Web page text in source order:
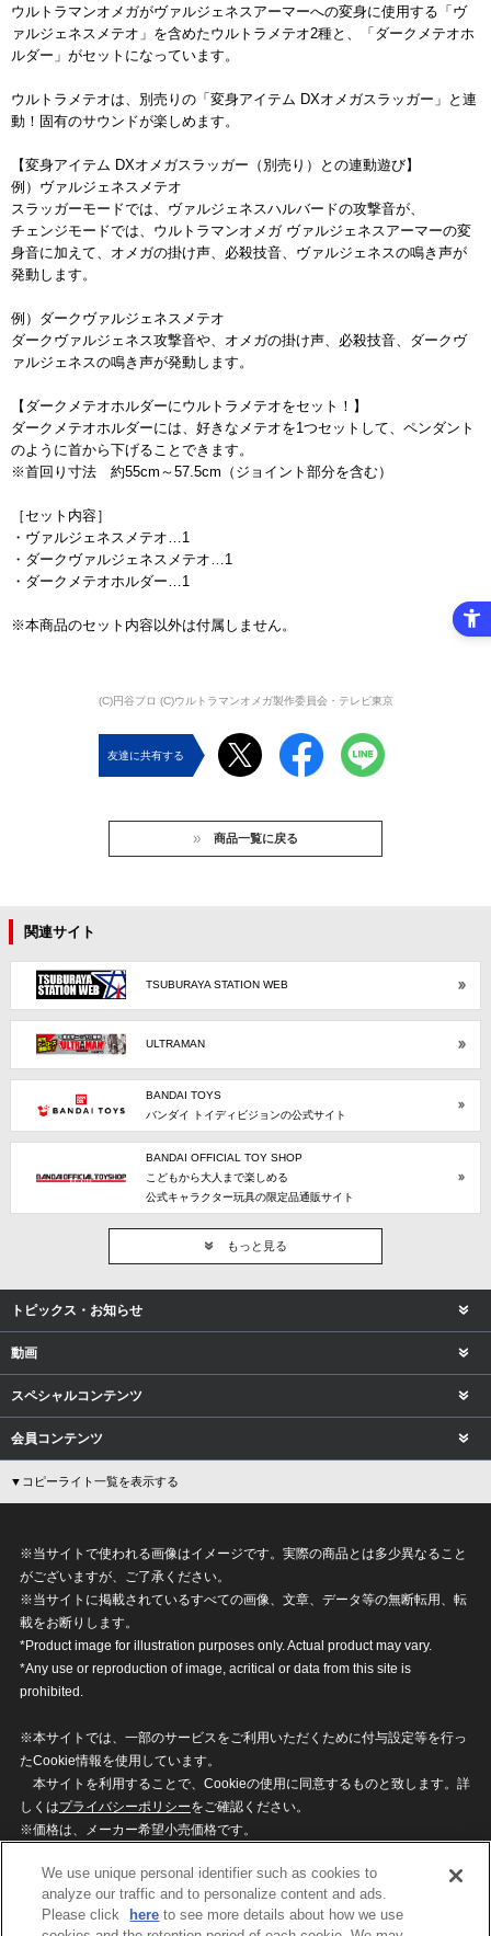
ウルトラマンオメガがヴァルジェネスアーマーへの変身に使用する「ヴ
ァルジェネスメテオ」を含めたウルトラメテオ2種と、「ダークメテオホ
ルダー」がセットになっています。
ウルトラメテオは、別売りの「変身アイテム DXオメガスラッガー」と連
動！固有のサウンドが楽しめます。
【変身アイテム DXオメガスラッガー（別売り）との連動遊び】
例）ヴァルジェネスメテオ
スラッガーモードでは、ヴァルジェネスハルバードの攻撃音が、
チェンジモードでは、ウルトラマンオメガ ヴァルジェネスアーマーの変
身音に加えて、オメガの掛け声、必殺技音、ヴァルジェネスの鳴き声が
発動します。
例）ダークヴァルジェネスメテオ
ダークヴァルジェネス攻撃音や、オメガの掛け声、必殺技音、ダークヴ
ァルジェネスの鳴き声が発動します。
【ダークメテオホルダーにウルトラメテオをセット！】
ダークメテオホルダーには、好きなメテオを1つセットして、ペンダント
のように首から下げることできます。
※首回り寸法 約55cm～57.5cm（ジョイント部分を含む）
［セット内容］
・ヴァルジェネスメテオ…1
・ダークヴァルジェネスメテオ…1
・ダークメテオホルダー…1
※本商品のセット内容以外は付属しません。
(C)円谷プロ (C)ウルトラマンオメガ製作委員会・テレビ東京
友達に共有する
商品一覧に戻る
関連サイト
TSUBURAYA STATION WEB
ULTRAMAN
BANDAI TOYS
バンダイ トイディビジョンの公式サイト
BANDAI OFFICIAL TOY SHOP
こどもから大人まで楽しめる
公式キャラクター玩具の限定品通販サイト
もっと見る
トピックス・お知らせ
動画
スペシャルコンテンツ
会員コンテンツ
▼コピーライト一覧を表示する
※当サイトで使われる画像はイメージです。実際の商品とは多少異なること
がございますが、ご了承ください。
※当サイトに掲載されているすべての画像、文章、データ等の無断転用、転
載をお断りします。
*Product image for illustration purposes only. Actual product may vary.
*Any use or reproduction of image, acritical or data from this site is
prohibited.
※本サイトでは、一部のサービスをご利用いただくために付与設定等を行っ
たCookie情報を使用しています。
本サイトを利用することで、Cookieの使用に同意するものと致します。詳
しくはプライバシーポリシーをご確認ください。
※価格は、メーカー希望小売価格です。
ざいますのでご了承ください。
We use unique personal identifier such as cookies to
analyze our traffic and to personalize content and ads.
Please click
here to see more details about how we use